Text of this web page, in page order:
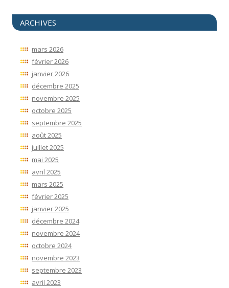
ARCHIVES
mars 2026
février 2026
janvier 2026
décembre 2025
novembre 2025
octobre 2025
septembre 2025
août 2025
juillet 2025
mai 2025
avril 2025
mars 2025
février 2025
janvier 2025
décembre 2024
novembre 2024
octobre 2024
novembre 2023
septembre 2023
avril 2023